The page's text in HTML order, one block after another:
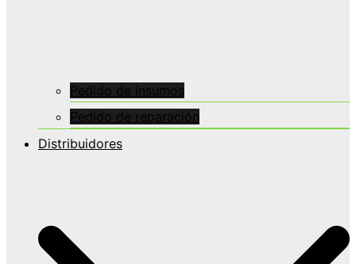
Pedido de insumos
Pedido de reparación
Distribuidores